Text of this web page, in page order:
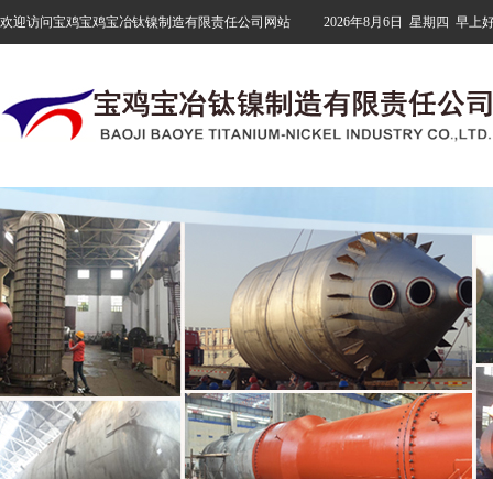
欢迎访问宝鸡宝鸡宝冶钛镍制造有限责任公司网站 2026年8月6日 星期四 早上